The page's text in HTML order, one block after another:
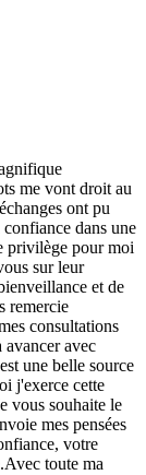
me vont droit au
ont pu
dans une
privilège pour moi
sur leur
et de
remercie
consultations
avancer avec
une belle source
j'exerce cette
vous souhaite le
mes pensées
votre
toute ma